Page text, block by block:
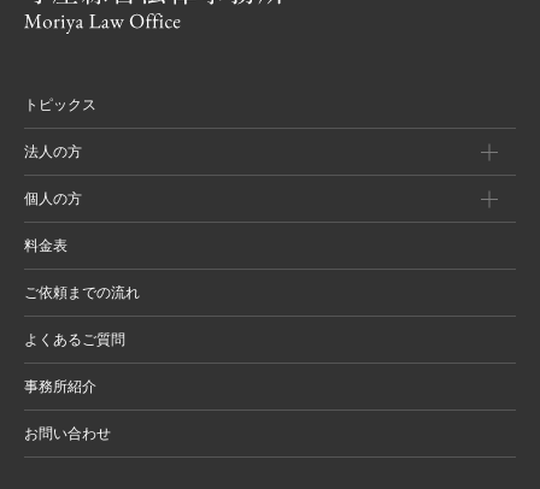
トピックス
法人の方
個人の方
料金表
ご依頼までの流れ
よくあるご質問
事務所紹介
お問い合わせ